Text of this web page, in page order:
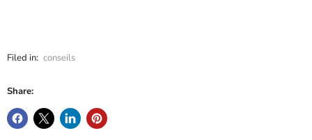
Filed in: conseils
Share: